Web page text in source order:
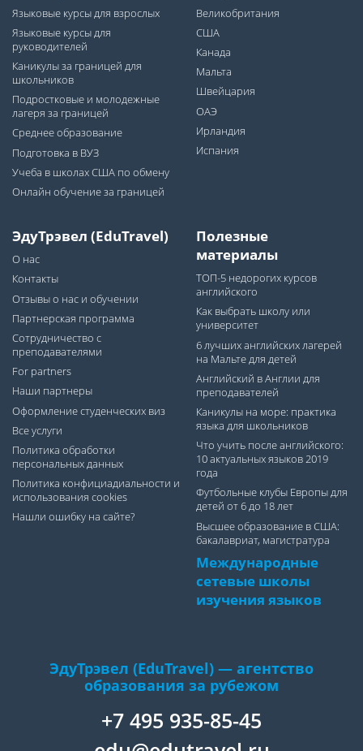
Языковые курсы для взрослых
Языковые курсы для
руководителей
Каникулы за границей для
школьников
Подростковые и молодежные
лагеря за границей
Среднее образование
Подготовка в ВУЗ
Учеба в школах США по обмену
Онлайн обучение за границей
Великобритания
США
Канада
Мальта
Швейцария
ОАЭ
Ирландия
Испания
ЭдуТрэвел (EduTravel)
О нас
Контакты
Отзывы о нас и обучении
Партнерская программа
Сотрудничество с
преподавателями
For partners
Наши партнеры
Оформление студенческих виз
Все услуги
Политика обработки
персональных данных
Политика конфициадиальности и
использования cookies
Нашли ошибку на сайте?
Полезные
материалы
ТОП-5 недорогих курсов
английского
Как выбрать школу или
университет
6 лучших английских лагерей
на Мальте для детей
Английский в Англии для
преподавателей
Каникулы на море: практика
языка для школьников
Что учить после английского:
10 актуальных языков 2019
года
Футбольные клубы Европы для
детей от 6 до 18 лет
Высшее образование в США:
бакалавриат, магистратура
Международные
сетевые школы
изучения языков
ЭдуТрэвел (EduTravel) — агентство
образования за рубежом
+7 495 935-85-45